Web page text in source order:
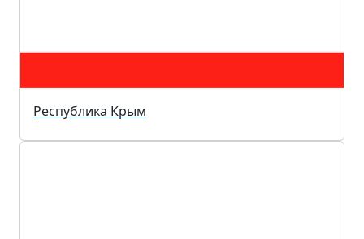
Республика Крым